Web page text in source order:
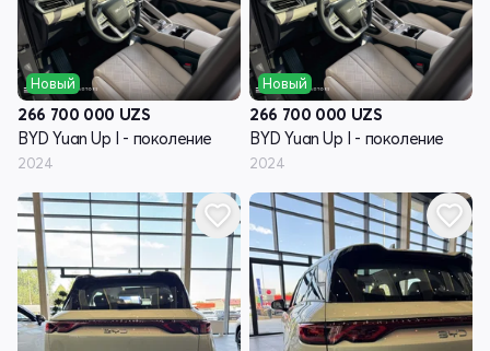
Новый
266 700 000 UZS
BYD Yuan Up I - поколение
2024
Новый
266 700 000 UZS
BYD Yuan Up I - поколение
2024